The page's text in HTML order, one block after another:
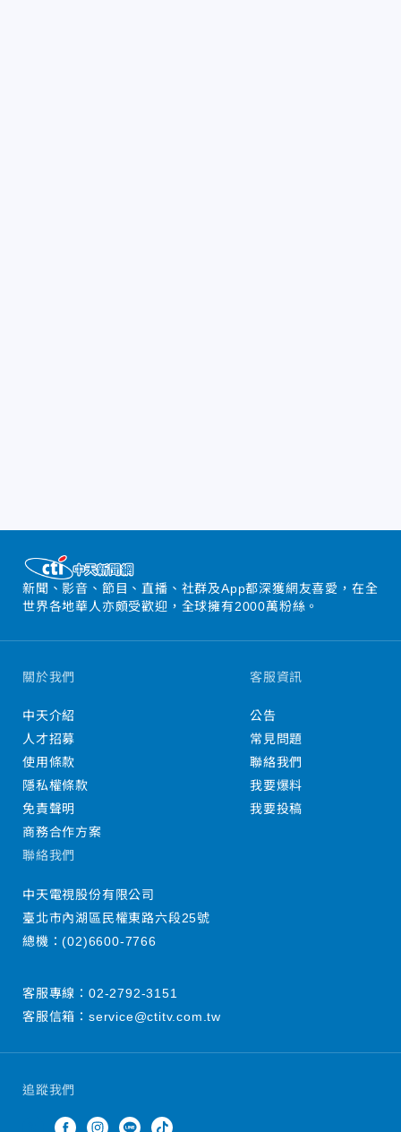
新聞、影音、節目、直播、社群及App都深獲網友喜愛，在全
世界各地華人亦頗受歡迎，全球擁有2000萬粉絲。
追蹤我們
關於我們
中天介紹
人才招募
使用條款
隱私權條款
免責聲明
商務合作方案
客服資訊
公告
常見問題
聯絡我們
我要爆料
我要投稿
聯絡我們
中天電視股份有限公司
臺北市內湖區民權東路六段25號
總機：(02)6600-7766
客服專線： 02-2792-3151
客服信箱： service@ctitv.com.tw